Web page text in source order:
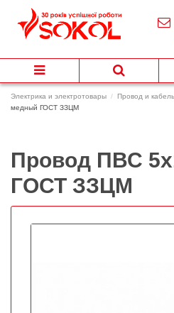
Электрика и электротовары Провод и кабель
медный ГОСТ ЗЗЦМ
Провод ПВС
ГОСТ ЗЗЦМ